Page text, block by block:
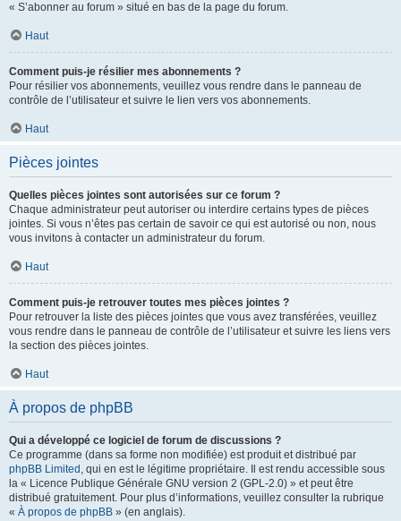
« S’abonner au forum » situé en bas de la page du forum.
Haut
Comment puis-je résilier mes abonnements ?
Pour résilier vos abonnements, veuillez vous rendre dans le panneau de
contrôle de l’utilisateur et suivre le lien vers vos abonnements.
Haut
Pièces jointes
Quelles pièces jointes sont autorisées sur ce forum ?
Chaque administrateur peut autoriser ou interdire certains types de pièces
jointes. Si vous n’êtes pas certain de savoir ce qui est autorisé ou non, nous
vous invitons à contacter un administrateur du forum.
Haut
Comment puis-je retrouver toutes mes pièces jointes ?
Pour retrouver la liste des pièces jointes que vous avez transférées, veuillez
vous rendre dans le panneau de contrôle de l’utilisateur et suivre les liens vers
la section des pièces jointes.
Haut
À propos de phpBB
Qui a développé ce logiciel de forum de discussions ?
Ce programme (dans sa forme non modifiée) est produit et distribué par
phpBB Limited , qui en est le légitime propriétaire. Il est rendu accessible sous
la « Licence Publique Générale GNU version 2 (GPL-2.0) » et peut être
distribué gratuitement. Pour plus d’informations, veuillez consulter la rubrique
« À propos de phpBB » (en anglais).